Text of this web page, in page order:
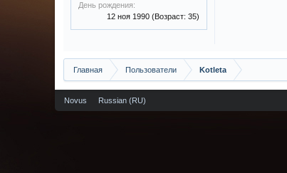
День рождения:
12 ноя 1990 (Возраст: 35)
Главная Пользователи Kotleta
Novus Russian (RU)